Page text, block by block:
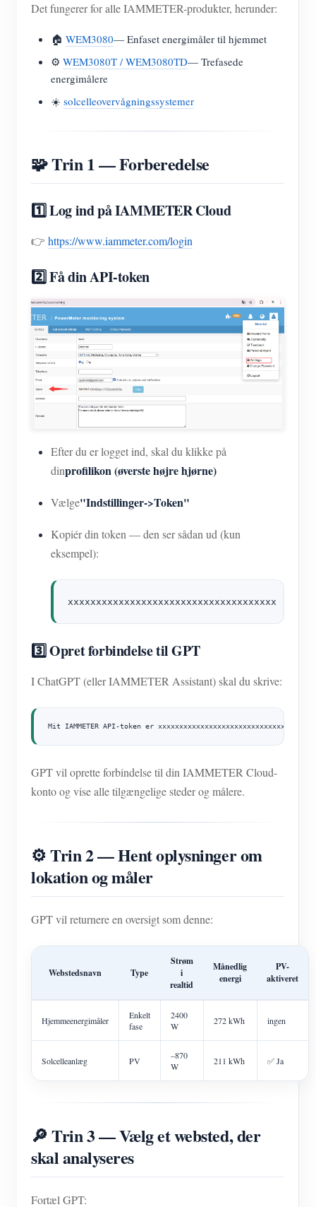
Det fungerer for alle IAMMETER-produkter, herunder:
🏠 WEM3080— Enfaset energimåler til hjemmet
⚙️ WEM3080T / WEM3080TD— Trefasede
energimålere
☀️ solcelleovervågningssystemer
🧩 Trin 1 — Forberedelse
1️⃣ Log ind på IAMMETER Cloud
👉 https://www.iammeter.com/login
2️⃣ Få din API-token
Efter du er logget ind, skal du klikke på
dinprofilikon (øverste højre hjørne)
Vælge"Indstillinger->Token"
Kopiér din token — den ser sådan ud (kun
eksempel):
xxxxxxxxxxxxxxxxxxxxxxxxxxxxxxxxxxxxx
3️⃣ Opret forbindelse til GPT
I ChatGPT (eller IAMMETER Assistant) skal du skrive:
Mit IAMMETER API-token er xxxxxxxxxxxxxxxxxxxxxxxxxxxxxxxxx
GPT vil oprette forbindelse til din IAMMETER Cloud-
konto og vise alle tilgængelige steder og målere.
⚙️ Trin 2 — Hent oplysninger om
lokation og måler
GPT vil returnere en oversigt som denne:
Webstedsnavn Type
Strøm
i
realtid
Månedlig
energi
PV-
aktiveret
Hjemmeenergimåler
Enkelt
fase
2400
W
272 kWh ingen
Solcelleanlæg PV
–870
W
211 kWh ✅ Ja
🔎 Trin 3 — Vælg et websted, der
skal analyseres
Fortæl GPT: